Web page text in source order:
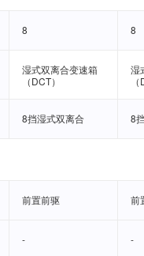
8 8
湿式双离合变速箱
（DCT）
湿
8挡湿式双离合 8
前置前驱 前
- -
8 8
湿式双离合变速箱
（DCT）
湿
8挡湿式双离合 8
前置前驱 前
- -